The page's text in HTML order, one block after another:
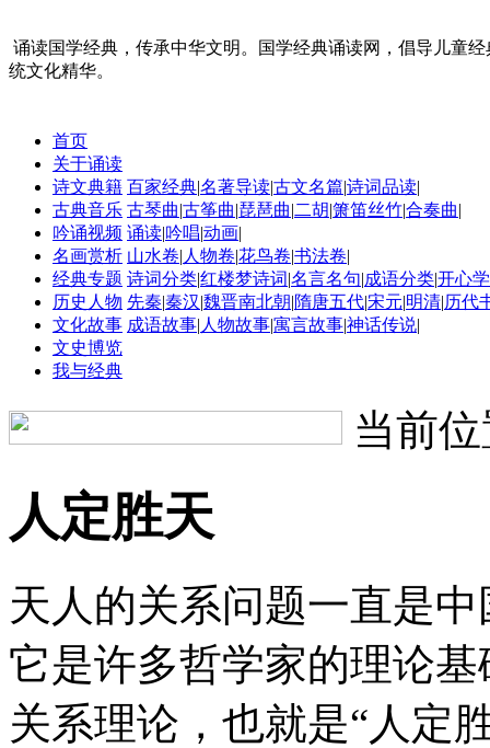
诵读国学经典，传承中华文明。国学经典诵读网，倡导儿童
统文化精华。
首页
关于诵读
诗文典籍 百家经典|名著导读|古文名篇|诗词品读|
古典音乐 古琴曲|古筝曲|琵琶曲|二胡|箫笛丝竹|合奏曲|
吟诵视频 诵读|吟唱|动画|
名画赏析 山水卷| 人物卷|花鸟卷|书法卷|
经典专题 诗词分类|红楼梦诗词|名言名句|成语分类|开心
历史人物 先秦|秦汉|魏晋南北朝|隋唐五代|宋元|明清|历代
文化故事 成语故事| 人物故事|寓言故事|神话传说|
文史博览
我与经典
当前
人定胜天
天人的关系问题一直是
它是许多哲学家的理论
关系理论，也就是“人定